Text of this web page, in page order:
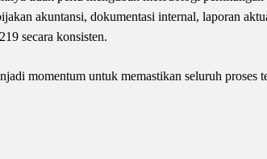
akuntansi, dokumentasi internal, laporan
secara konsisten.
momentum untuk memastikan seluruh proses